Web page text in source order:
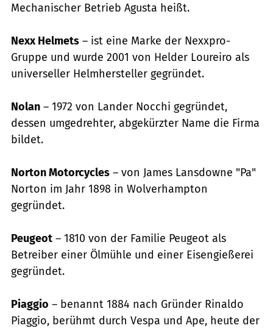
Mechanischer Betrieb Agusta heißt.
Nexx Helmets – ist eine Marke der Nexxpro-
Gruppe und wurde 2001 von Helder Loureiro als
universeller Helmhersteller gegründet.
Nolan – 1972 von Lander Nocchi gegründet,
dessen umgedrehter, abgekürzter Name die Firma
bildet.
Norton Motorcycles – von James Lansdowne "Pa"
Norton im Jahr 1898 in Wolverhampton
gegründet.
Peugeot – 1810 von der Familie Peugeot als
Betreiber einer Ölmühle und einer Eisengießerei
gegründet.
Piaggio – benannt 1884 nach Gründer Rinaldo
Piaggio, berühmt durch Vespa und Ape, heute der